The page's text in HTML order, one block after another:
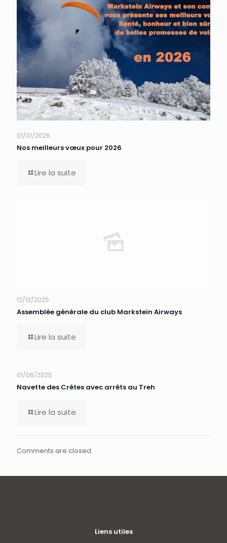
01/01/2026
Nos meilleurs vœux pour 2026
Lire la suite
12/12/2025
Assemblée générale du club Markstein Airways
Lire la suite
01/06/2025
Navette des Crêtes avec arrêts au Treh
Lire la suite
Comments are closed.
Liens utiles